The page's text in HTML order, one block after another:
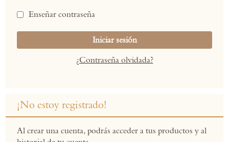
Enseñar contraseña
Iniciar sesión
¿Contraseña olvidada?
¡No estoy registrado!
Al crear una cuenta, podrás acceder a tus productos y al